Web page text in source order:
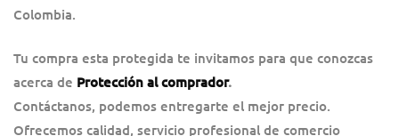
Colombia.
Tu compra esta protegida te invitamos para que conozcas
acerca de Protección al comprador.
Contáctanos, podemos entregarte el mejor precio.
Ofrecemos calidad, servicio profesional de comercio